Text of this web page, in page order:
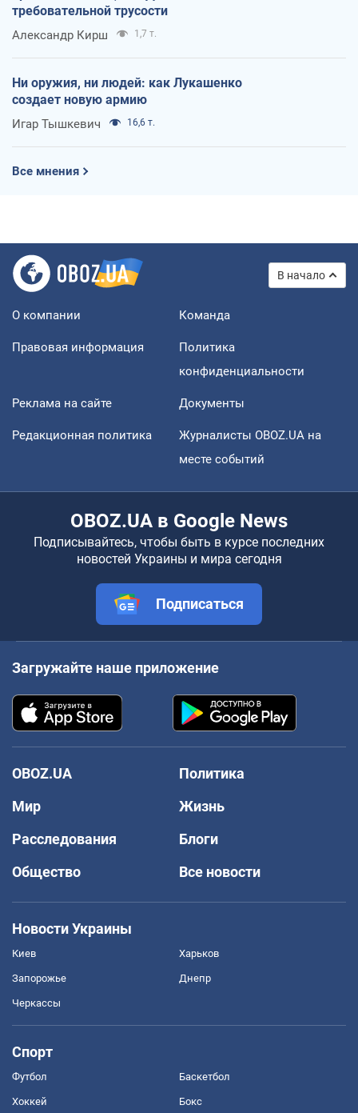
требовательной трусости
Александр Кирш 1,7 т.
Ни оружия, ни людей: как Лукашенко
создает новую армию
Игар Тышкевич 16,6 т.
Все мнения
В начало
О компании Команда
Правовая информация
Политика
конфиденциальности
Реклама на сайте Документы
Редакционная политика
Журналисты OBOZ.UA на
месте событий
OBOZ.UA в Google News
Подписывайтесь, чтобы быть в курсе последних
новостей Украины и мира сегодня
Подписаться
Загружайте наше приложение
OBOZ.UA
Политика
Мир
Жизнь
Расследования
Блоги
Общество
Все новости
Новости Украины
Киев Харьков
Запорожье Днепр
Черкассы
Спорт
Футбол Баскетбол
Хоккей Бокс